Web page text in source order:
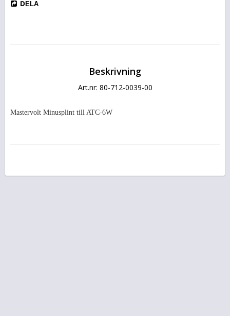
DELA
Beskrivning
Art.nr: 80-712-0039-00
Mastervolt Minusplint till ATC-6W